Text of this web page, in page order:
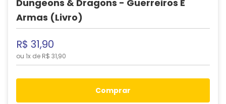
Dungeons & Dragons - Guerreiros E
Armas (Livro)
R$ 31,90
ou 1x de R$ 31,90
comprar